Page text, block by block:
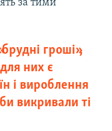
за тими
гроші»,
них є
і вироблення
викривали ті